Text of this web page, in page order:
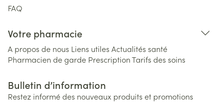
FAQ
Votre pharmacie
A propos de nous Liens utiles Actualités santé
Pharmacien de garde PrescriptionTarifs des soins
Bulletin d’information
Restez informé des nouveaux produits et promotions